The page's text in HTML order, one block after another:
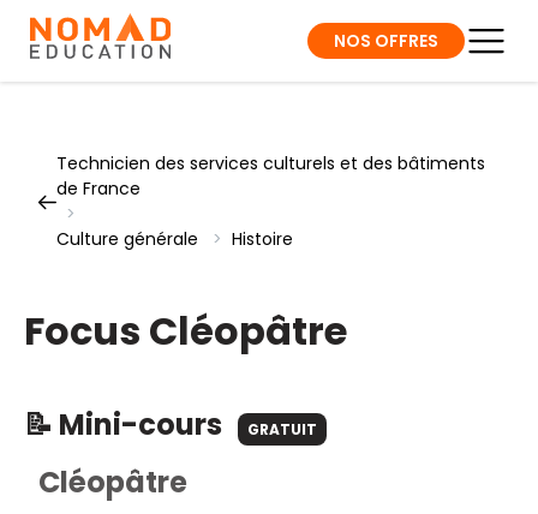
NOS OFFRES
Technicien des services culturels et des bâtiments
de France
>
Culture générale
> Histoire
Focus Cléopâtre
📝 Mini-cours GRATUIT
Cléopâtre